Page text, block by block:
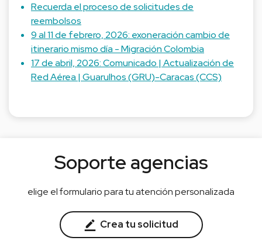
Recuerda el proceso de solicitudes de
reembolsos
9 al 11 de febrero, 2026: exoneración cambio de
itinerario mismo día - Migración Colombia
17 de abril, 2026: Comunicado | Actualización de
Red Aérea | Guarulhos (GRU)-Caracas (CCS)
Soporte agencias
elige el formulario para tu atención personalizada
Crea tu solicitud